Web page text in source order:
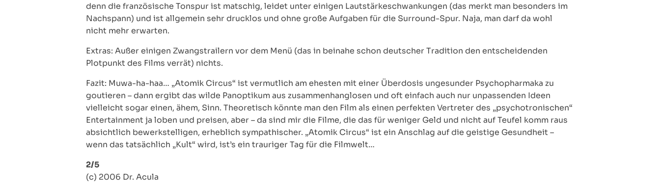
denn die französische Tonspur ist matschig, leidet unter einigen Lautstärkeschwankungen (das merkt man besonders im
Nachspann) und ist allgemein sehr drucklos und ohne große Aufgaben für die Surround-Spur. Naja, man darf da wohl
nicht mehr erwarten.
Extras: Außer einigen Zwangstrailern vor dem Menü (das in beinahe schon deutscher Tradition den entscheidenden
Plotpunkt des Films verrät) nichts.
Fazit: Muwa-ha-haa… „Atomik Circus“ ist vermutlich am ehesten mit einer Überdosis ungesunder Psychopharmaka zu
goutieren – dann ergibt das wilde Panoptikum aus zusammenhanglosen und oft einfach auch nur unpassenden Ideen
vielleicht sogar einen, ähem, Sinn. Theoretisch könnte man den Film als einen perfekten Vertreter des „psychotronischen“
Entertainment ja loben und preisen, aber – da sind mir die Filme, die das für weniger Geld und nicht auf Teufel komm raus
absichtlich bewerkstelligen, erheblich sympathischer. „Atomik Circus“ ist ein Anschlag auf die geistige Gesundheit –
wenn das tatsächlich „Kult“ wird, ist’s ein trauriger Tag für die Filmwelt…
2/5
(c) 2006 Dr. Acula